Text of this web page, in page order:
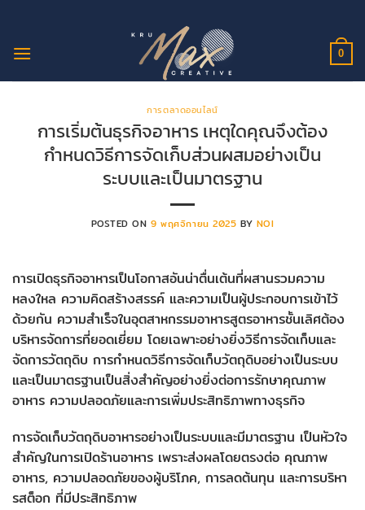
ยัง
0
การตลาดออนไลน์
การเริ่มต้นธุรกิจอาหาร เหตุใดคุณจึงต้อง
กำหนดวิธีการจัดเก็บส่วนผสมอย่างเป็น
ระบบและเป็นมาตรฐาน
POSTED ON9 พฤศจิกายน 2025 BY NOI
การเปิดธุรกิจอาหารเป็นโอกาสอันน่าตื่นเต้นที่ผสานรวมความ
หลงใหล ความคิดสร้างสรรค์ และความเป็นผู้ประกอบการเข้าไว้
ด้วยกัน ความสำเร็จในอุตสาหกรรมอาหารสูตรอาหารชั้นเลิศต้อง
บริหารจัดการที่ยอดเยี่ยม โดยเฉพาะอย่างยิ่งวิธีการจัดเก็บและ
จัดการวัตถุดิบ การกำหนดวิธีการจัดเก็บวัตถุดิบอย่างเป็นระบบ
และเป็นมาตรฐานเป็นสิ่งสำคัญอย่างยิ่งต่อการรักษาคุณภาพ
อาหาร ความปลอดภัยและการเพิ่มประสิทธิภาพทางธุรกิจ
การจัดเก็บวัตถุดิบอาหารอย่างเป็นระบบและมีมาตรฐาน เป็นหัวใจ
สำคัญในการเปิดร้านอาหาร เพราะส่งผลโดยตรงต่อ คุณภาพ
อาหาร, ความปลอดภัยของผู้บริโภค, การลดต้นทุน และการบริหา
รสต็อก ที่มีประสิทธิภาพ